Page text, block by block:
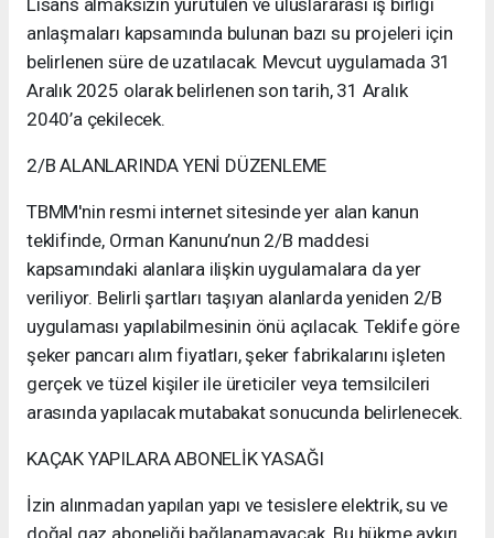
Lisans almaksızın yürütülen ve uluslararası iş birliği
anlaşmaları kapsamında bulunan bazı su projeleri için
belirlenen süre de uzatılacak. Mevcut uygulamada 31
Aralık 2025 olarak belirlenen son tarih, 31 Aralık
2040’a çekilecek.
2/B ALANLARINDA YENİ DÜZENLEME
TBMM'nin resmi internet sitesinde yer alan kanun
teklifinde, Orman Kanunu’nun 2/B maddesi
kapsamındaki alanlara ilişkin uygulamalara da yer
veriliyor. Belirli şartları taşıyan alanlarda yeniden 2/B
uygulaması yapılabilmesinin önü açılacak. Teklife göre
şeker pancarı alım fiyatları, şeker fabrikalarını işleten
gerçek ve tüzel kişiler ile üreticiler veya temsilcileri
arasında yapılacak mutabakat sonucunda belirlenecek.
KAÇAK YAPILARA ABONELİK YASAĞI
İzin alınmadan yapılan yapı ve tesislere elektrik, su ve